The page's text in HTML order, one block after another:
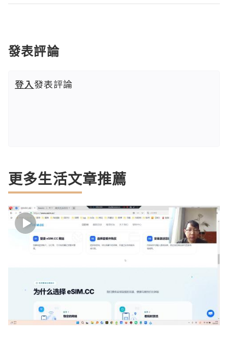
發表評論
登入發表評論
更多生活文章推薦